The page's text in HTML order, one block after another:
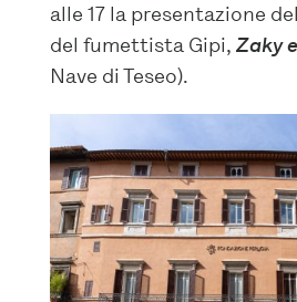
alle 17 la presentazione
del fumettista Gipi, Zaky
Nave di Teseo).